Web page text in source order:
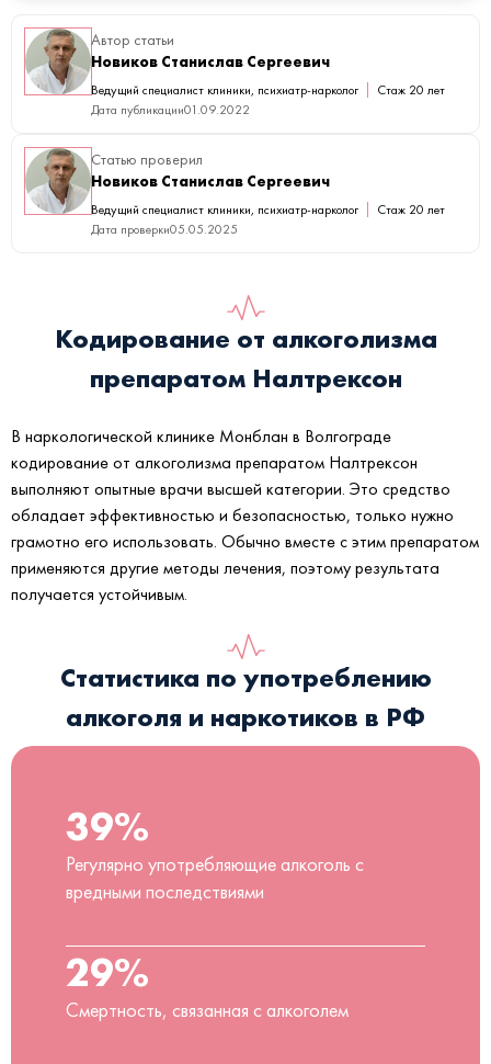
Автор статьи
Новиков Станислав Сергеевич
Ведущий специалист клиники, психиатр-нарколог
Стаж 20 лет
Дата публикации01.09.2022
Статью проверил
Новиков Станислав Сергеевич
Ведущий специалист клиники, психиатр-нарколог
Стаж 20 лет
Дата проверки05.05.2025
Кодирование от алкоголизма
препаратом Налтрексон
В наркологической клинике Монблан в Волгограде
кодирование от алкоголизма препаратом Налтрексон
выполняют опытные врачи высшей категории. Это средство
обладает эффективностью и безопасностью, только нужно
грамотно его использовать. Обычно вместе с этим препаратом
применяются другие методы лечения, поэтому результата
получается устойчивым.
Статистика по употреблению
алкоголя и наркотиков в РФ
39%
Регулярно употребляющие алкоголь с
вредными последствиями
29%
Смертность, связанная с алкоголем